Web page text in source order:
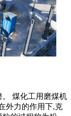
煤化工用磨煤机
外力的作用下,克